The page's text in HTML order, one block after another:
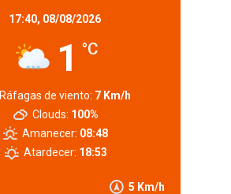
17:40, 08/08/2026
1 °C
5 Km/h
Ráfagas de viento: 7 Km/h
Clouds: 100%
Amanecer: 08:48
Atardecer: 18:53